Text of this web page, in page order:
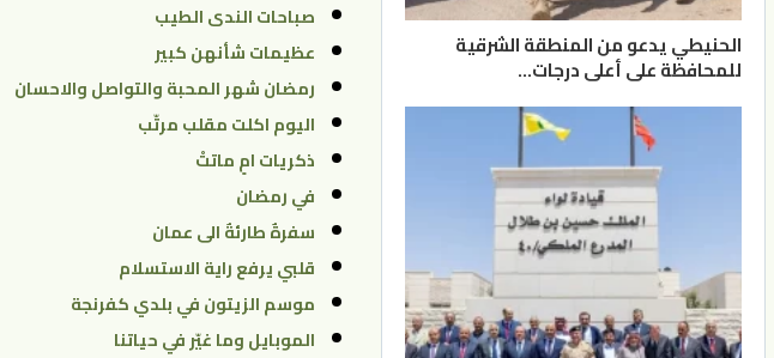
صباحات الندى الطيب
عظيمات شأنهن كبير
رمضان شهر المحبة والتواصل والاحسان
اليوم اكلت مقلب مرتّب
ذكريات امٍ ماتتْ
في رمضان
سفرةٌ طارئةٌ الى عمان
قلبي يرفع راية الاستسلام
موسم الزيتون في بلدي كفرنجة
الموبايل وما غيّر في حياتنا
الحنيطي يدعو من المنطقة الشرقية
للمحافظة على أعلى درجات…